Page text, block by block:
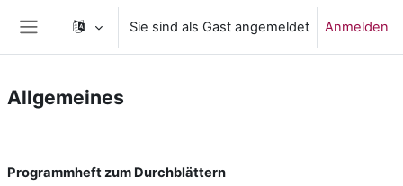
Website-Übersicht
Sie sind als Gast angemeldet Anmelden
Allgemeines
Programmheft zum Durchblättern